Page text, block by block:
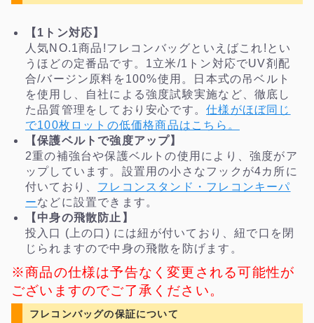
【1トン対応】
人気NO.1商品!フレコンバッグといえばこれ!とい
うほどの定番品です。1立米/1トン対応でUV剤配
合/バージン原料を100%使用。日本式の吊ベルト
を使用し、自社による強度試験実施など、徹底し
た品質管理をしており安心です。仕様がほぼ同じ
で100枚ロットの低価格商品はこちら。
【保護ベルトで強度アップ】
2重の補強台や保護ベルトの使用により、強度がア
ップしています。設置用の小さなフックが4カ所に
付いており、 フレコンスタンド・フレコンキーパ
ーなどに設置できます。
【中身の飛散防止】
投入口 (上の口) には紐が付いており、紐で口を閉
じられますので中身の飛散を防げます。
※商品の仕様は予告なく変更される可能性が
ございますのでご了承ください。
フレコンバッグの保証について